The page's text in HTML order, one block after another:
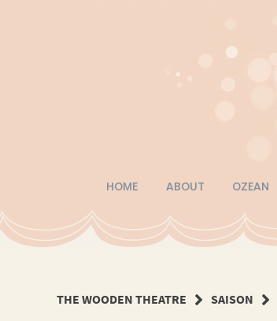
HOME ABOUT OZEAN
THE WOODEN THEATRE SAISON